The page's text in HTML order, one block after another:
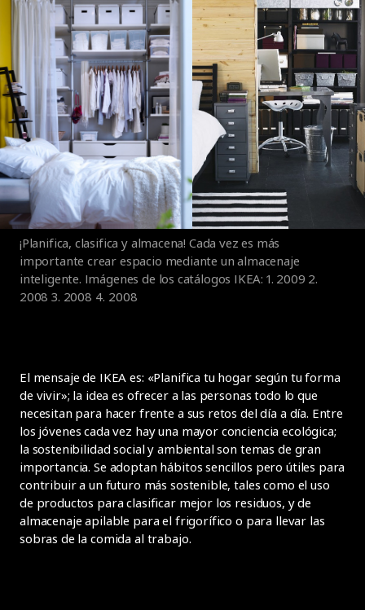
¡Planifica, clasifica y almacena! Cada vez es más
importante crear espacio mediante un almacenaje
inteligente. Imágenes de los catálogos IKEA: 1. 2009 2.
2008 3. 2008 4. 2008
El mensaje de IKEA es: «Planifica tu hogar según tu forma
de vivir»; la idea es ofrecer a las personas todo lo que
necesitan para hacer frente a sus retos del día a día. Entre
los jóvenes cada vez hay una mayor conciencia ecológica;
la sostenibilidad social y ambiental son temas de gran
importancia. Se adoptan hábitos sencillos pero útiles para
contribuir a un futuro más sostenible, tales como el uso
de productos para clasificar mejor los residuos, y de
almacenaje apilable para el frigorífico o para llevar las
sobras de la comida al trabajo.